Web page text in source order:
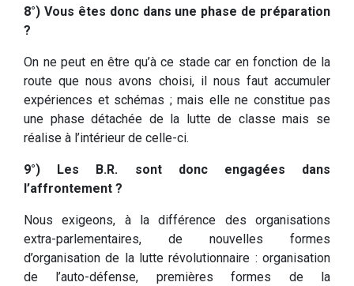
8°) Vous êtes donc dans une phase de préparation
?
On ne peut en être qu’à ce stade car en fonction de la
route que nous avons choisi, il nous faut accumuler
expériences et schémas ; mais elle ne constitue pas
une phase détachée de la lutte de classe mais se
réalise à l’intérieur de celle-ci.
9°) Les B.R. sont donc engagées dans
l’affrontement ?
Nous exigeons, à la différence des organisations
extra-parlementaires, de nouvelles formes
d’organisation de la lutte révolutionnaire : organisation
de l’auto-défense, premières formes de la